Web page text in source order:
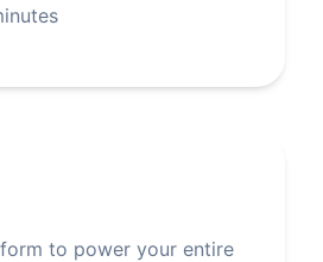
to power your entire